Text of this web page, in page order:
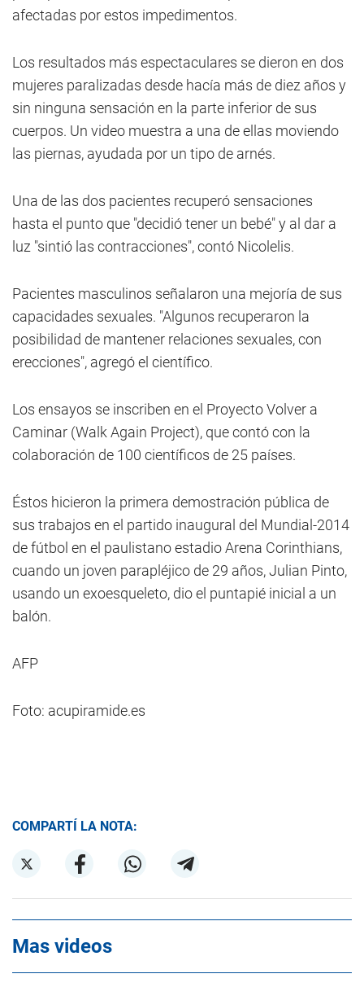
afectadas por estos impedimentos.
Los resultados más espectaculares se dieron en dos
mujeres paralizadas desde hacía más de diez años y
sin ninguna sensación en la parte inferior de sus
cuerpos. Un video muestra a una de ellas moviendo
las piernas, ayudada por un tipo de arnés.
Una de las dos pacientes recuperó sensaciones
hasta el punto que "decidió tener un bebé" y al dar a
luz "sintió las contracciones", contó Nicolelis.
Pacientes masculinos señalaron una mejoría de sus
capacidades sexuales. "Algunos recuperaron la
posibilidad de mantener relaciones sexuales, con
erecciones", agregó el científico.
Los ensayos se inscriben en el Proyecto Volver a
Caminar (Walk Again Project), que contó con la
colaboración de 100 científicos de 25 países.
Éstos hicieron la primera demostración pública de
sus trabajos en el partido inaugural del Mundial-2014
de fútbol en el paulistano estadio Arena Corinthians,
cuando un joven parapléjico de 29 años, Julian Pinto,
usando un exoesqueleto, dio el puntapié inicial a un
balón.
AFP
Foto: acupiramide.es
COMPARTÍ LA NOTA:
Mas videos